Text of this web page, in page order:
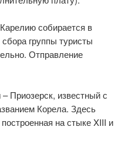
собирается в
группы туристы
Отправление
Приозерск, известный с
Корела. Здесь
на стыке XIII и